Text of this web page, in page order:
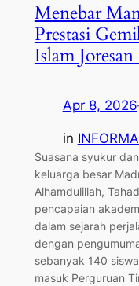
Menebar
Prestasi
Islam
Apr 8, 2026
in
​Suasana syukur
keluarga besar
Alhamdulillah,
pencapaian
dalam sejarah
dengan
sebanyak 140
masuk Perguruan